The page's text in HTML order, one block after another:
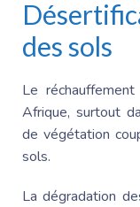
des sols
Le
Afrique, surtout
de végétation
sols.
La dégradation